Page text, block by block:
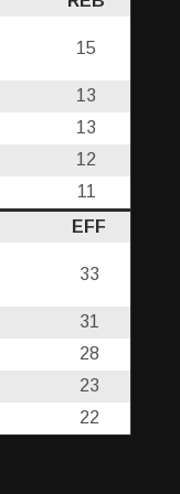
15
13
13
12
11
EFF
33
31
28
23
22